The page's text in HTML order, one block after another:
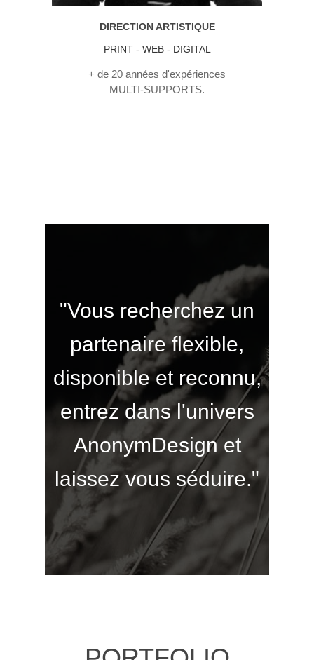
DIRECTION ARTISTIQUE
PRINT - WEB - DIGITAL
+ de 20 années d'expériences
MULTI-SUPPORTS.
"Vous recherchez un
partenaire flexible,
disponible et reconnu,
entrez dans l'univers
AnonymDesign et
laissez vous séduire."